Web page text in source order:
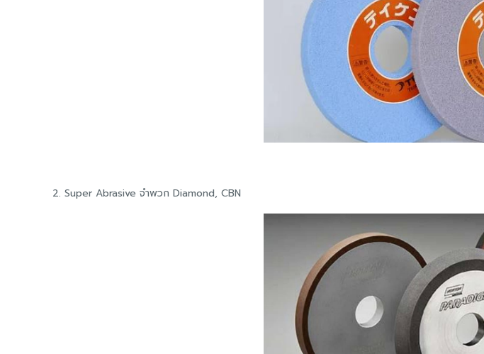
2. Super Abrasive จำพวก Diamond, CBN